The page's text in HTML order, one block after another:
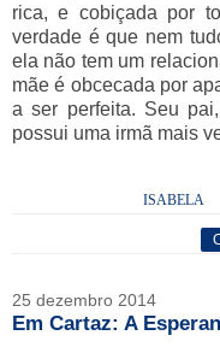
rica, e cobiçada por
verdade é que nem
ela não tem um
mãe é obcecada por
a ser perfeita. Seu
possui uma irmã mais
ISABELA
25 dezembro 2014
Em Cartaz: A